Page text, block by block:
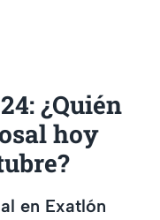
¿Quién
hoy
en Exatlón